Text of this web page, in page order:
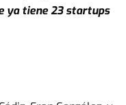
ya tiene 23 startups